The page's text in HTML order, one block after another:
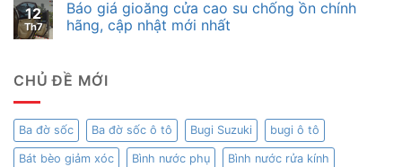
12
Th7
Báo giá gioăng cửa cao su chống ồn chính
hãng, cập nhật mới nhất
CHỦ ĐỀ MỚI
Ba đờ sốc Ba đờ sốc ô tô Bugi Suzuki bugi ô tô
Bát bèo giảm xóc Bình nước phụ Bình nước rửa kính